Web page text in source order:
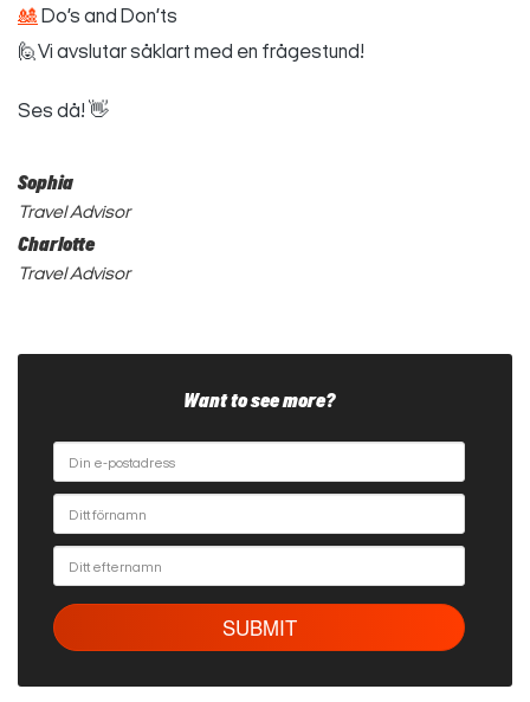
🎎 Do’s and Don’ts
🙋Vi avslutar såklart med en frågestund!
Ses då! 👋
Sophia
Travel Advisor
Charlotte
Travel Advisor
Want to see more?